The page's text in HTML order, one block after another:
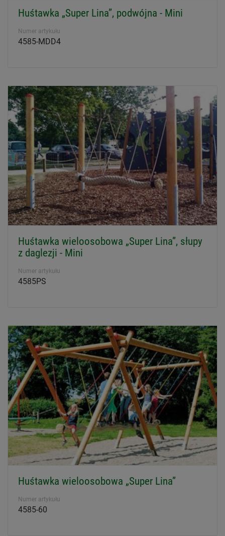
Huśtawka „Super Lina”, podwójna - Mini
Numer artykułu
4585-MDD4
Huśtawka wieloosobowa „Super Lina”, słupy
z daglezji - Mini
Numer artykułu
4585PS
Huśtawka wieloosobowa „Super Lina”
Numer artykułu
4585-60